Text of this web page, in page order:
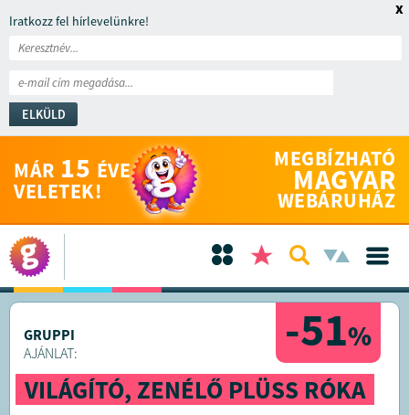
Iratkozz fel hírlevelünkre!
ELKÜLD
x
MÁR 15 ÉVE
VELETEK!
MEGBÍZHATÓ
MAGYAR
WEBÁRUHÁZ
-51%
GRUPPI
AJÁNLAT:
VILÁGÍTÓ, ZENÉLŐ PLÜSS RÓKA